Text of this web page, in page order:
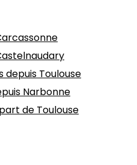
depuis Toulouse
Narbonne
de Toulouse